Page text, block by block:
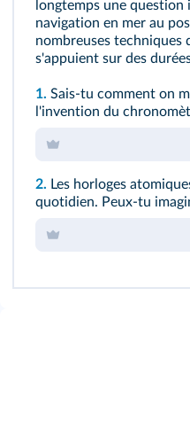
longtemps une
navigation en mer au
nombreuses techniques
s'appuient sur des
1. Sais-tu comment on
l'invention du
2. Les horloges
quotidien. Peux-tu